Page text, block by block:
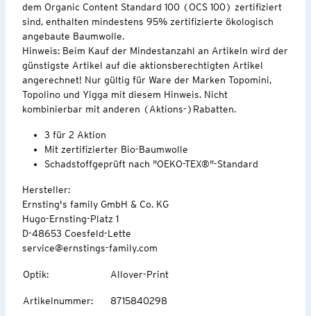
dem Organic Content Standard 100 (OCS 100) zertifiziert
sind, enthalten mindestens 95% zertifizierte ökologisch
angebaute Baumwolle.
Hinweis: Beim Kauf der Mindestanzahl an Artikeln wird der
günstigste Artikel auf die aktionsberechtigten Artikel
angerechnet! Nur gültig für Ware der Marken Topomini,
Topolino und Yigga mit diesem Hinweis. Nicht
kombinierbar mit anderen (Aktions-)Rabatten.
3 für 2 Aktion
Mit zertifizierter Bio-Baumwolle
Schadstoffgeprüft nach "OEKO-TEX®"-Standard
Hersteller:
Ernsting's family GmbH & Co. KG
Hugo-Ernsting-Platz 1
D-48653 Coesfeld-Lette
service@ernstings-family.com
Optik: Allover-Print
Artikelnummer: 8715840298